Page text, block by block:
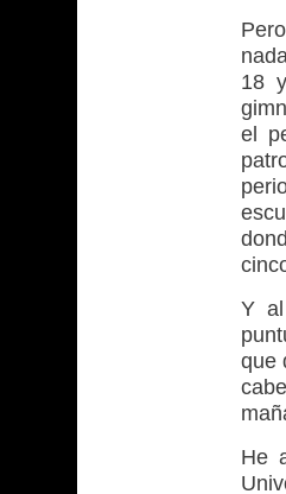
18
el
Y
que
He